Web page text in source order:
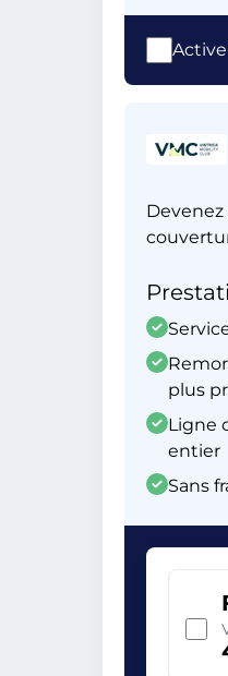
plus
Ligne
entier
Sans